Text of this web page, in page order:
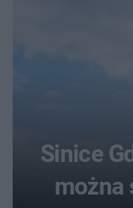
Sinice
można